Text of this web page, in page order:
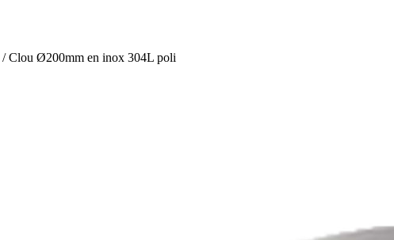
/ Clou Ø200mm en inox 304L poli